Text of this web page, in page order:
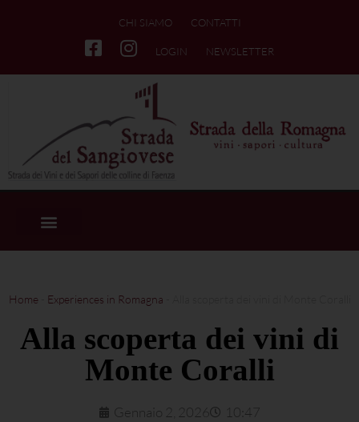
CHI SIAMO CONTATTI
LOGIN NEWSLETTER
Home Experiences in Romagna
Alla scoperta dei vini di
Monte Coralli
Gennaio 2, 2026 10:47